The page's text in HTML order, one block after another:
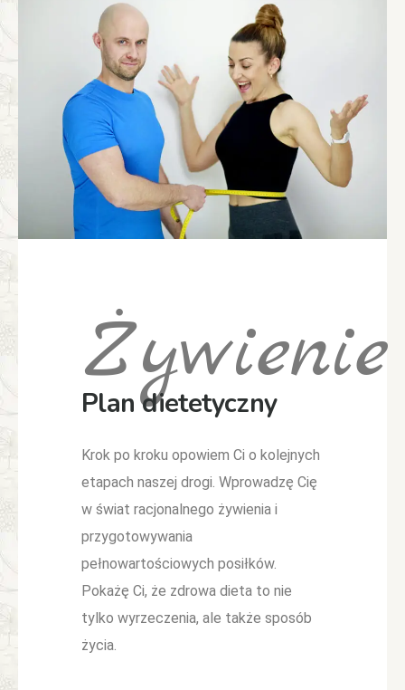
Żywienie
Plan dietetyczny
Krok po kroku opowiem Ci o kolejnych
etapach naszej drogi. Wprowadzę Cię
w świat racjonalnego żywienia i
przygotowywania
pełnowartościowych posiłków.
Pokażę Ci, że zdrowa dieta to nie
tylko wyrzeczenia, ale także sposób
życia.